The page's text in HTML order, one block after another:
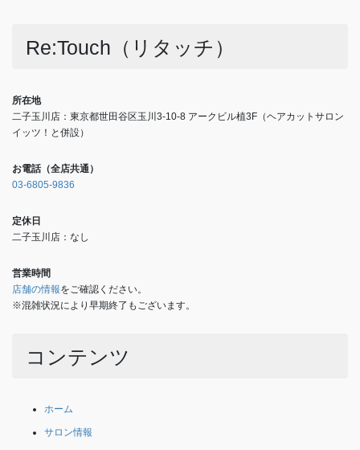
Re:Touch（リタッチ）
所在地
二子玉川店：東京都世田谷区玉川3-10-8 アークビル植3F（ヘアカットサロン
イッツ！と併設）
お電話（全店共通）
03-6805-9836
定休日
二子玉川店：なし
営業時間
店舗の情報をご確認ください。
※混雑状況により早期終了もございます。
コンテンツ
ホーム
サロン情報